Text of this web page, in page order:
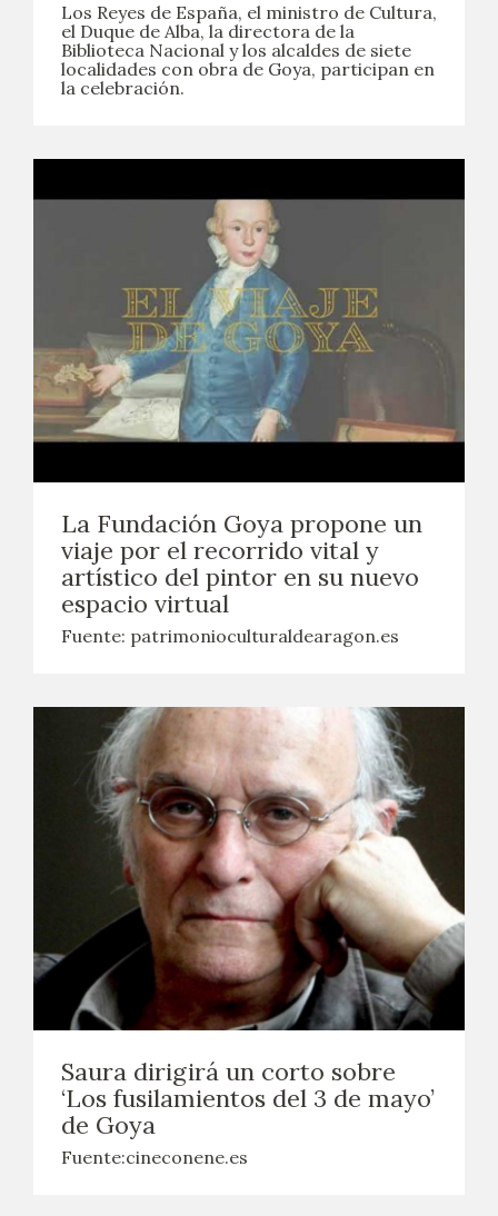
Los Reyes de España, el ministro de Cultura,
el Duque de Alba, la directora de la
Biblioteca Nacional y los alcaldes de siete
localidades con obra de Goya, participan en
la celebración.
La Fundación Goya propone un
viaje por el recorrido vital y
artístico del pintor en su nuevo
espacio virtual
Fuente: patrimonioculturaldearagon.es
Saura dirigirá un corto sobre
‘Los fusilamientos del 3 de mayo’
de Goya
Fuente:cineconene.es